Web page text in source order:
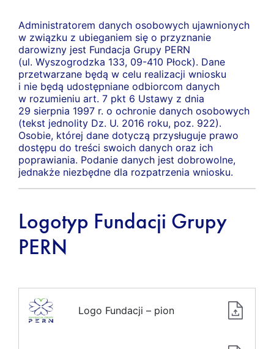
Administratorem danych osobowych ujawnionych
w związku z ubieganiem się o przyznanie
darowizny jest Fundacja Grupy PERN
(ul. Wyszogrodzka 133, 09-410 Płock). Dane
przetwarzane będą w celu realizacji wniosku
i nie będą udostępniane odbiorcom danych
w rozumieniu art. 7 pkt 6 Ustawy z dnia
29 sierpnia 1997 r. o ochronie danych osobowych
(tekst jednolity Dz. U. 2016 roku, poz. 922).
Osobie, której dane dotyczą przysługuje prawo
dostępu do treści swoich danych oraz ich
poprawiania. Podanie danych jest dobrowolne,
jednakże niezbędne dla rozpatrzenia wniosku.
Logotyp Fundacji Grupy
PERN
Logo Fundacji – pion